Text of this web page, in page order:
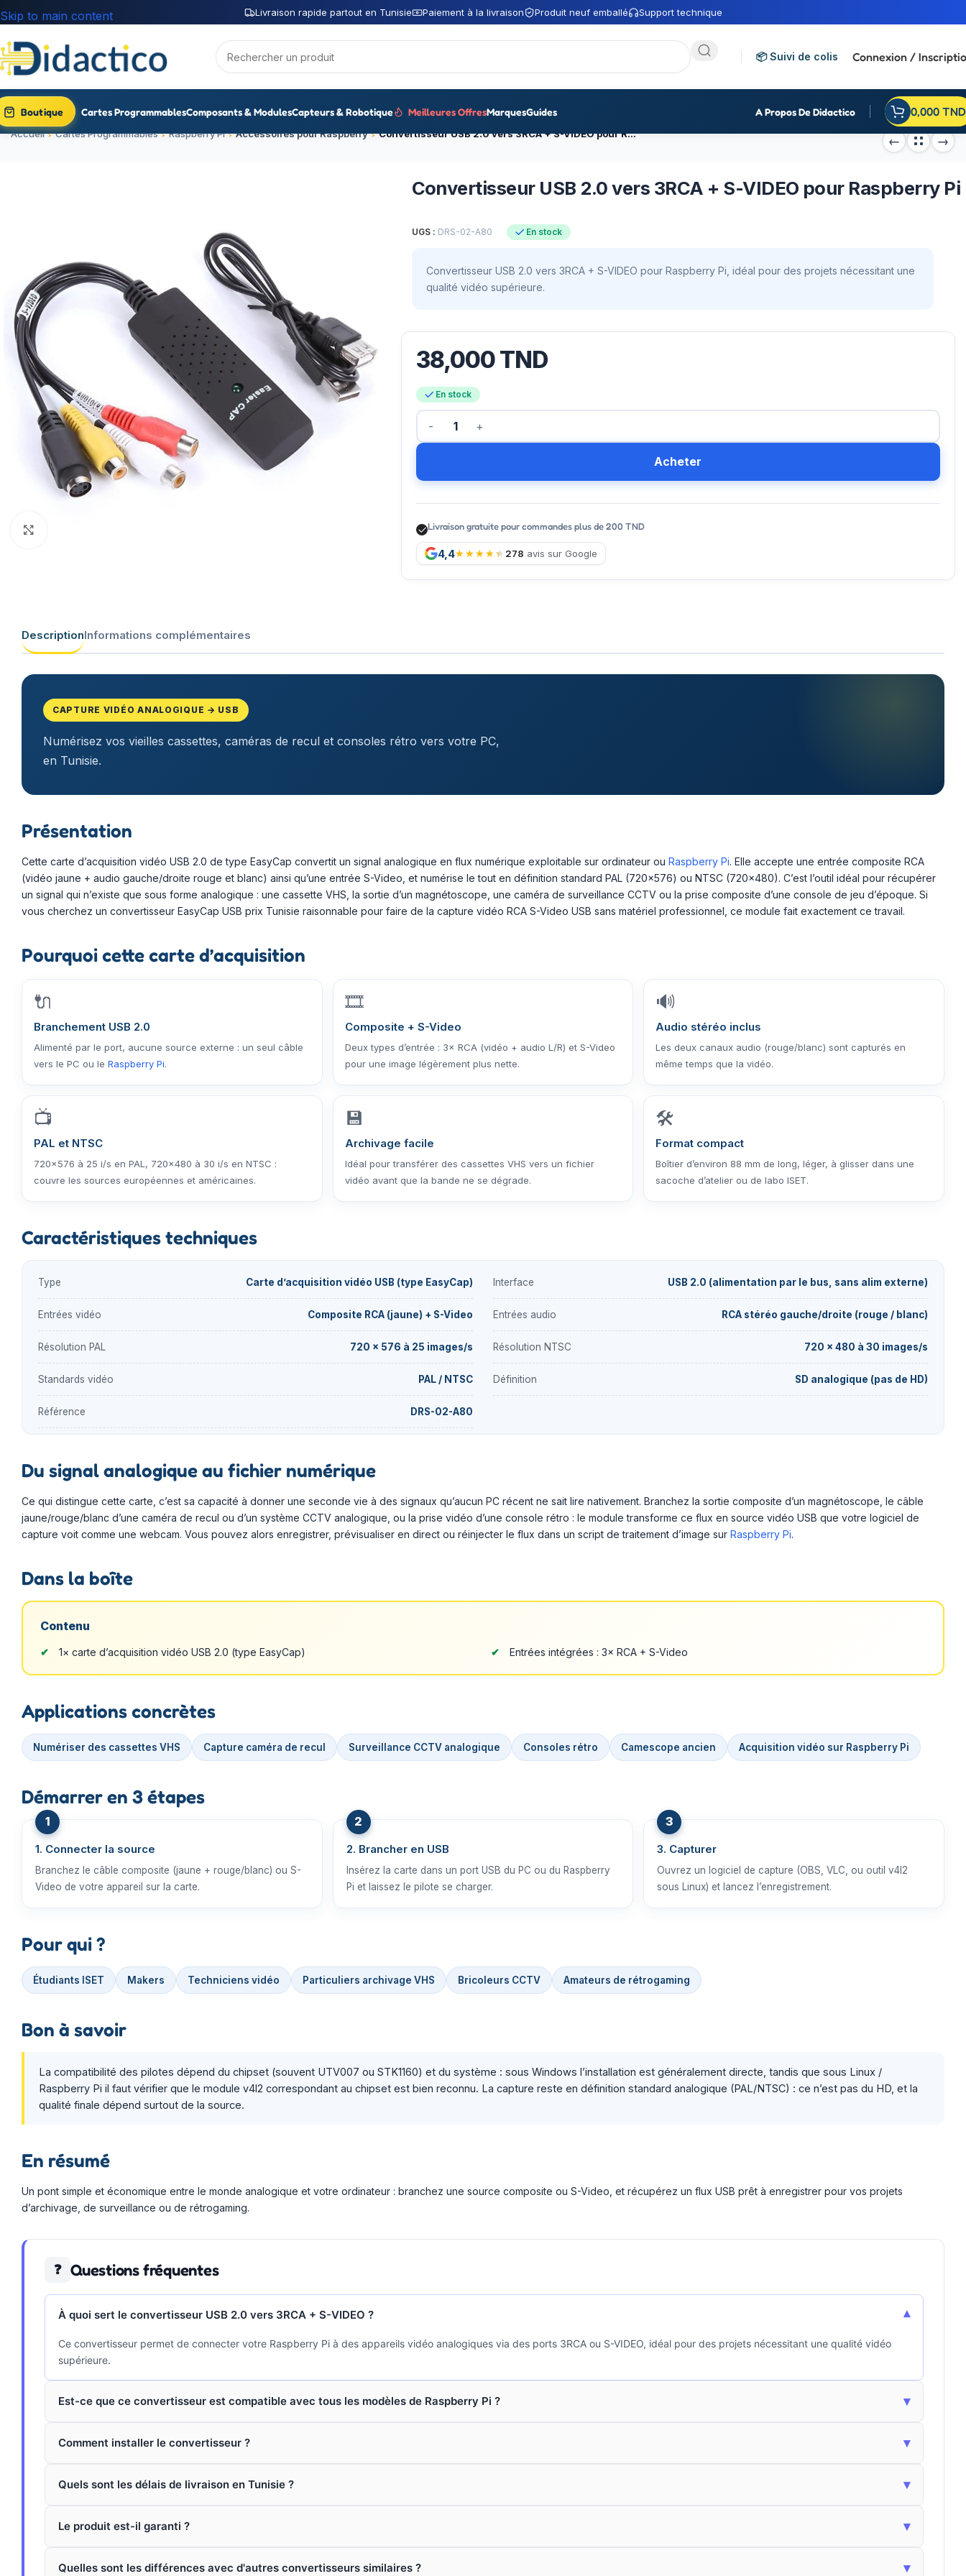
Livraison rapide partout en Tunisie Paiement à la livraison Produit neuf emballé Support technique
Skip to main content
📦 Suivi de colis Connexion /
Boutique Cartes ProgrammablesComposants & ModulesCapteurs & Robotique Meilleures OffresMarquesGuides A Propos De Didactico 0,000 TND
Accueil Cartes Programmables Raspberry Pi Accessoires pour Raspberry Convertisseur USB 2.0 vers 3RCA + S-VIDEO pour Raspberry Pi
Convertisseur USB 2.0 vers 3RCA + S-VIDEO pour Raspberry Pi
UGS : DRS-02-A80 En stock
Convertisseur USB 2.0 vers 3RCA + S-VIDEO pour Raspberry Pi, idéal pour des projets nécessitant une
qualité vidéo supérieure.
38,000TND
En stock
Acheter
Livraison gratuite pour commandes plus de 200 TND
4,4 278 avis sur Google
DescriptionInformations complémentaires
CAPTURE VIDÉO ANALOGIQUE → USB
Numérisez vos vieilles cassettes, caméras de recul et consoles rétro vers votre PC,
en Tunisie.
Présentation
Cette carte d’acquisition vidéo USB 2.0 de type EasyCap convertit un signal analogique en flux numérique exploitable sur ordinateur ou Raspberry Pi. Elle accepte une entrée composite RCA
(vidéo jaune + audio gauche/droite rouge et blanc) ainsi qu’une entrée S-Video, et numérise le tout en définition standard PAL (720×576) ou NTSC (720×480). C’est l’outil idéal pour récupérer
un signal qui n’existe que sous forme analogique : une cassette VHS, la sortie d’un magnétoscope, une caméra de surveillance CCTV ou la prise composite d’une console de jeu d’époque. Si
vous cherchez un convertisseur EasyCap USB prix Tunisie raisonnable pour faire de la capture vidéo RCA S-Video USB sans matériel professionnel, ce module fait exactement ce travail.
Pourquoi cette carte d’acquisition
🔌
Branchement USB 2.0
Alimenté par le port, aucune source externe : un seul câble
vers le PC ou le Raspberry Pi.
🎞️
Composite + S-Video
Deux types d’entrée : 3× RCA (vidéo + audio L/R) et S-Video
pour une image légèrement plus nette.
🔊
Audio stéréo inclus
Les deux canaux audio (rouge/blanc) sont capturés en
même temps que la vidéo.
📺
PAL et NTSC
720×576 à 25 i/s en PAL, 720×480 à 30 i/s en NTSC :
couvre les sources européennes et américaines.
💾
Archivage facile
Idéal pour transférer des cassettes VHS vers un fichier
vidéo avant que la bande ne se dégrade.
🛠️
Format compact
Boîtier d’environ 88 mm de long, léger, à glisser dans une
sacoche d’atelier ou de labo ISET.
Caractéristiques techniques
Type Carte d’acquisition vidéo USB (type EasyCap) Interface USB 2.0 (alimentation par le bus, sans alim externe)
Entrées vidéo Composite RCA (jaune) + S-Video Entrées audio RCA stéréo gauche/droite (rouge / blanc)
Résolution PAL 720 × 576 à 25 images/s Résolution NTSC 720 × 480 à 30 images/s
Standards vidéo PAL / NTSC Définition SD analogique (pas de HD)
Référence DRS-02-A80
Du signal analogique au fichier numérique
Ce qui distingue cette carte, c’est sa capacité à donner une seconde vie à des signaux qu’aucun PC récent ne sait lire nativement. Branchez la sortie composite d’un magnétoscope, le câble
jaune/rouge/blanc d’une caméra de recul ou d’un système CCTV analogique, ou la prise vidéo d’une console rétro : le module transforme ce flux en source vidéo USB que votre logiciel de
capture voit comme une webcam. Vous pouvez alors enregistrer, prévisualiser en direct ou réinjecter le flux dans un script de traitement d’image sur Raspberry Pi.
Dans la boîte
Contenu
1× carte d’acquisition vidéo USB 2.0 (type EasyCap) Entrées intégrées : 3× RCA + S-Video
Applications concrètes
Numériser des cassettes VHS Capture caméra de recul Surveillance CCTV analogique Consoles rétro Camescope ancien Acquisition vidéo sur Raspberry Pi
Démarrer en 3 étapes
1. Connecter la source
Branchez le câble composite (jaune + rouge/blanc) ou S-
Video de votre appareil sur la carte.
2. Brancher en USB
Insérez la carte dans un port USB du PC ou du Raspberry
Pi et laissez le pilote se charger.
3. Capturer
Ouvrez un logiciel de capture (OBS, VLC, ou outil v4l2
sous Linux) et lancez l’enregistrement.
Pour qui ?
Étudiants ISET Makers Techniciens vidéo Particuliers archivage VHS Bricoleurs CCTV Amateurs de rétrogaming
Bon à savoir
La compatibilité des pilotes dépend du chipset (souvent UTV007 ou STK1160) et du système : sous Windows l’installation est généralement directe, tandis que sous Linux /
Raspberry Pi il faut vérifier que le module v4l2 correspondant au chipset est bien reconnu. La capture reste en définition standard analogique (PAL/NTSC) : ce n’est pas du HD, et la
qualité finale dépend surtout de la source.
En résumé
Un pont simple et économique entre le monde analogique et votre ordinateur : branchez une source composite ou S-Video, et récupérez un flux USB prêt à enregistrer pour vos projets
d’archivage, de surveillance ou de rétrogaming.
❓ Questions fréquentes
À quoi sert le convertisseur USB 2.0 vers 3RCA + S-VIDEO ? ▾
Ce convertisseur permet de connecter votre Raspberry Pi à des appareils vidéo analogiques via des ports 3RCA ou S-VIDEO, idéal pour des projets nécessitant une qualité vidéo
supérieure.
Est-ce que ce convertisseur est compatible avec tous les modèles de Raspberry Pi ? ▾
Comment installer le convertisseur ? ▾
Quels sont les délais de livraison en Tunisie ? ▾
Le produit est-il garanti ? ▾
Quelles sont les différences avec d'autres convertisseurs similaires ? ▾